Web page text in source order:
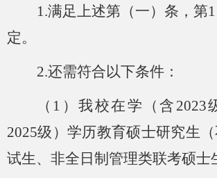
1.满足上述第（一）条，第
定。
2.还需符合以下条件：
（ 1）我校在学（含2023
2025级）学历教育硕士研究生
试生、非全日制管理类联考硕士